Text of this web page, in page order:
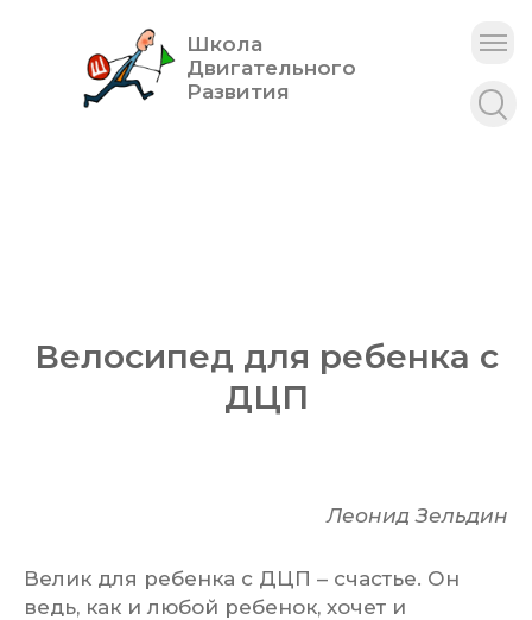
Школа
Двигательного
Развития
Велосипед для ребенка с
ДЦП
Леонид Зельдин
Велик для ребенка с ДЦП – счастье. Он
ведь, как и любой ребенок, хочет и